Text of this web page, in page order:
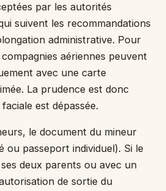
par les autorités
suivent les recommandations
administrative. Pour
aériennes peuvent
avec une carte
La prudence est donc
est dépassée.
le document du mineur
ou passeport individuel). Si le
deux parents ou avec un
de sortie du